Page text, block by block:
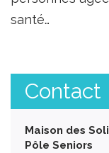
santé…
Contact
Maison des
Pôle Seniors